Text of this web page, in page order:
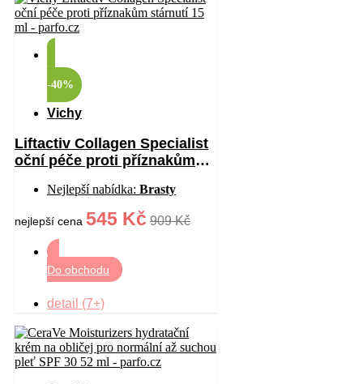
-40%
Vichy
Liftactiv Collagen Specialist
oční péče proti příznakům
Nejlepší nabídka: Brasty
nejlepší cena 545 Kč 909 Kč
Do obchodu
detail (7+)